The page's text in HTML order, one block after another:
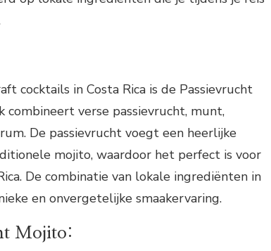
cocktails in Costa Rica is de Passievrucht
combineert verse passievrucht, munt,
De passievrucht voegt een heerlijke
mojito, waardoor het perfect is voor
De combinatie van lokale ingrediënten in
en onvergetelijke smaakervaring.
Mojito: